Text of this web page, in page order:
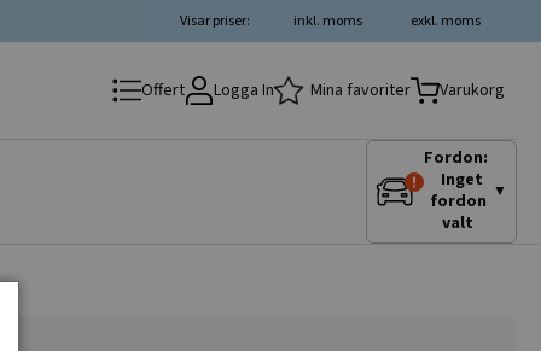
exkl. moms
inkl. moms
Visar priser:
Offert Logga In Mina favoriter Varukorg
Fordon:
Inget
fordon
valt
▼